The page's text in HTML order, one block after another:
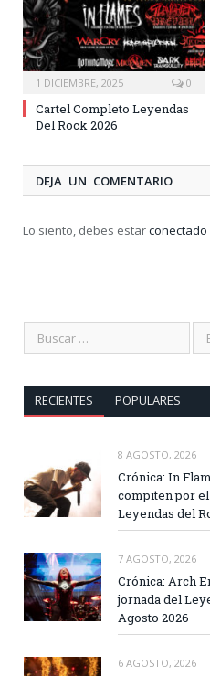
1 DICIEMBRE, 2025 0
Cartel Completo Leyendas
Del Rock 2026
DEJA UN COMENTARIO
Lo siento, debes estarconectado
RECIENTES POPULARES
8 AGOSTO, 2026
Crónica: In
compiten por
Leyendas del
7 AGOSTO, 2026
Crónica: Arch
jornada del
Agosto 2026
6 AGOSTO, 2026